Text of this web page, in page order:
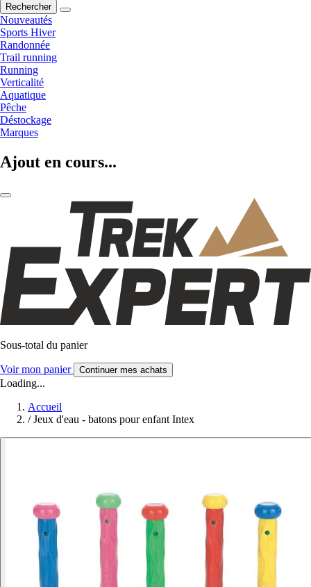
Rechercher
Nouveautés
Sports Hiver
Randonnée
Trail running
Running
Verticalité
Aquatique
Pêche
Déstockage
Marques
Ajout en cours...
Sous-total du panier
Voir mon panier Continuer mes achats
Loading...
Accueil
/ Jeux d'eau - batons pour enfant Intex